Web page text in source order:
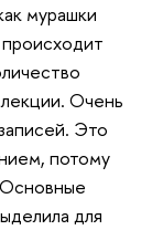
мурашки
Очень
Это
потому
для